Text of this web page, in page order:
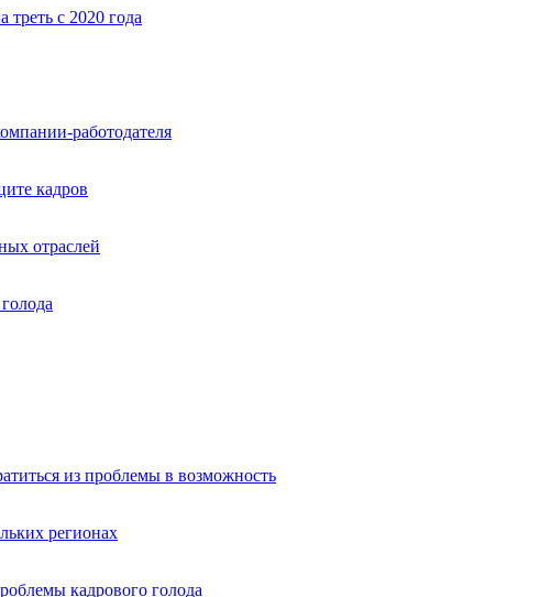
с 2020 года
работодателя
кадров
отраслей
из проблемы в возможность
регионах
кадрового голода